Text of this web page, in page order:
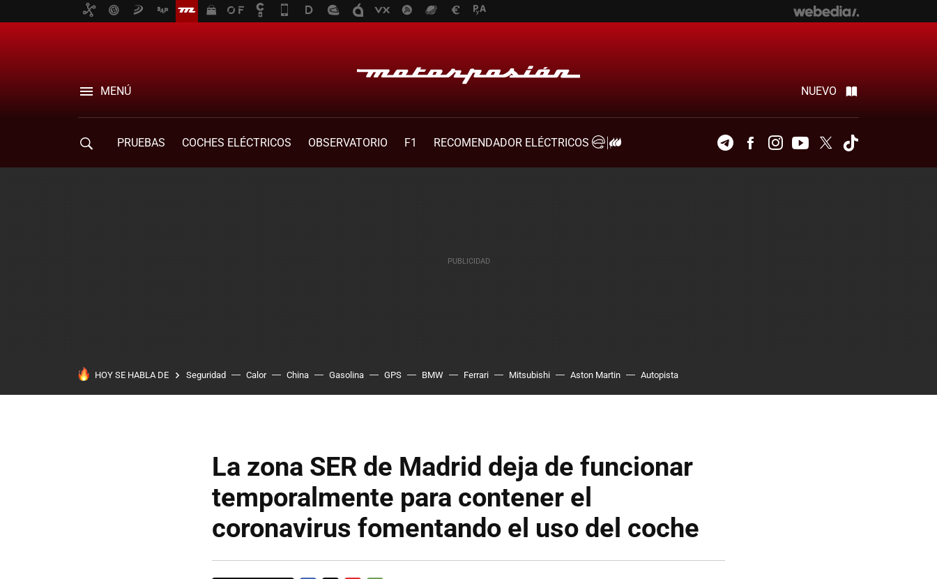
MENÚ NUEVO
PRUEBAS COCHES ELÉCTRICOS OBSERVATORIO F1
RECOMENDADOR ELÉCTRICOS
TelegramFacebookInstagramYoutubeTwitter
HOY SE HABLA DE Seguridad Calor China Gasolina GPS BMW Ferrari Mitsubishi Aston Martin Autopista
La zona SER de Madrid deja de funcionar
temporalmente para contener el
coronavirus fomentando el uso del coche